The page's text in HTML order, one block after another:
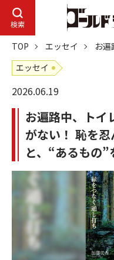
検索
TOP エッセイ
お
エッセイ
2026.06.19
お遍路中、トイ
がない！ 恥を
と、“あるもの